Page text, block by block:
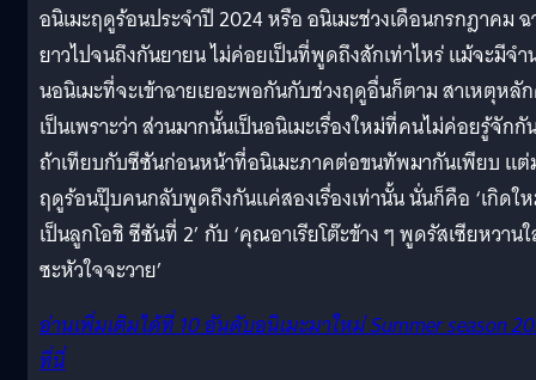
อนิเมะฤดูร้อนประจำปี 2024 หรือ อนิเมะช่วงเดือนกรกฎาคม
ยาวไปจนถึงกันยายน ไม่ค่อยเป็นที่พูดถึงสักเท่าไหร่ แม้จะมีจำ
นอนิเมะที่จะเข้าฉายเยอะพอกันกับช่วงฤดูอื่นก็ตาม สาเหตุหลั
เป็นเพราะว่า ส่วนมากนั้นเป็นอนิเมะเรื่องใหม่ที่คนไม่ค่อยรู้จักกั
ถ้าเทียบกับซีซันก่อนหน้าที่อนิเมะภาคต่อขนทัพมากันเพียบ แต่
ฤดูร้อนปุ๊บคนกลับพูดถึงกันแค่สองเรื่องเท่านั้น นั่นก็คือ ‘เกิดใ
เป็นลูกโอชิ ซีซันที่ 2’ กับ ‘คุณอาเรียโต๊ะข้าง ๆ พูดรัสเซียหวาน
ซะหัวใจจะวาย’
อ่านเพิ่มเติมได้ที่ 10 อันดับอนิเมะมาใหม่ Summer season
ที่นี่